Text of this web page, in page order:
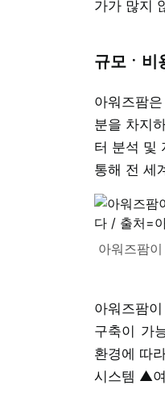
가가 많지
규모ㆍ비
아워즈팜
분을 차지
터 분석 및
통해 전 세
아워즈팜
아워즈팜
구축이 가
환경에 따
시스템 ▲